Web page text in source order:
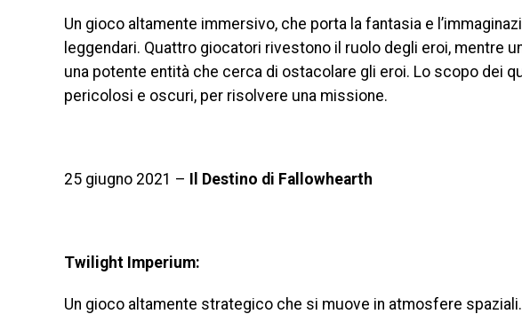
Un gioco altamente immersivo, che porta la fantasia e
leggendari. Quattro giocatori rivestono il ruolo degli eroi, mentre
una potente entità che cerca di ostacolare gli eroi. Lo scopo dei
pericolosi e oscuri, per risolvere una missione.
25 giugno 2021 – Il Destino di Fallowhearth
Twilight Imperium:
Un gioco altamente strategico che si muove in atmosfere